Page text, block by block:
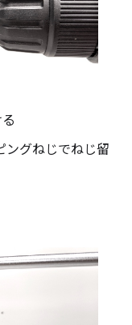
ングねじでねじ留